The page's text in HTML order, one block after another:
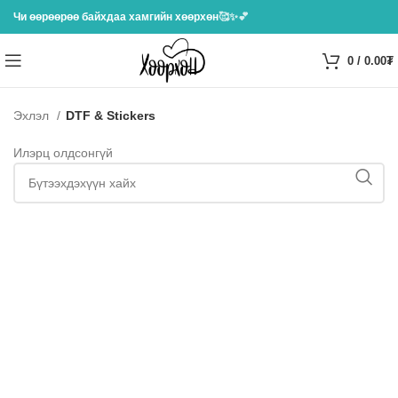
Чи өөрөөрөө байхдаа хамгийн хөөрхөн🥰✨💕
0 / 0.00₮
Эхлэл DTF & Stickers
Илэрц олдсонгүй